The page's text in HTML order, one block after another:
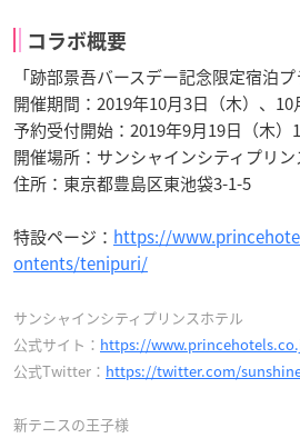
コラボ概要
「跡部景吾バースデー記念限定宿泊プ
開催期間：2019年10月3日（木）、10
予約受付開始：2019年9月19日（木）
開催場所：サンシャインシティプリ
住所：東京都豊島区東池袋3-1-5
特設ページ： https://
ontents/tenipuri/
サンシャインシティプリンスホテル
公式サイト： https://
公式Twitter： https://twitter.com/
新テニスの王子様